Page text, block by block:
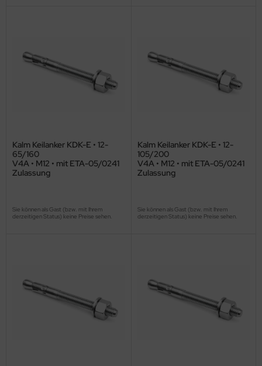
Kalm Keilanker KDK-E • 12-
65/160
V4A • M12 • mit ETA-05/0241
Zulassung
Sie können als Gast (bzw. mit Ihrem
derzeitigen Status) keine Preise sehen.
Kalm Keilanker KDK-E • 12-
105/200
V4A • M12 • mit ETA-05/0241
Zulassung
Sie können als Gast (bzw. mit Ihrem
derzeitigen Status) keine Preise sehen.